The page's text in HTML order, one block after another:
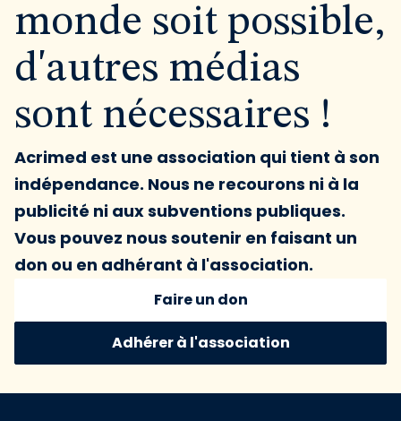
monde soit possible,
d'autres médias
sont nécessaires !
Acrimed est une association qui tient à son
indépendance. Nous ne recourons ni à la
publicité ni aux subventions publiques.
Vous pouvez nous soutenir en faisant un
don ou en adhérant à l'association.
Faire un don
Adhérer à l'association